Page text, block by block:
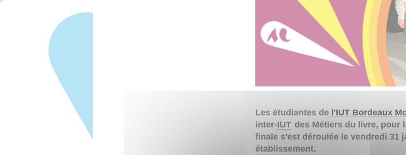
Les étudiantes del'IUT Bordeaux
inter-IUT des Métiers du livre, pour
finale s'est déroulée le vendredi 31
établissement.